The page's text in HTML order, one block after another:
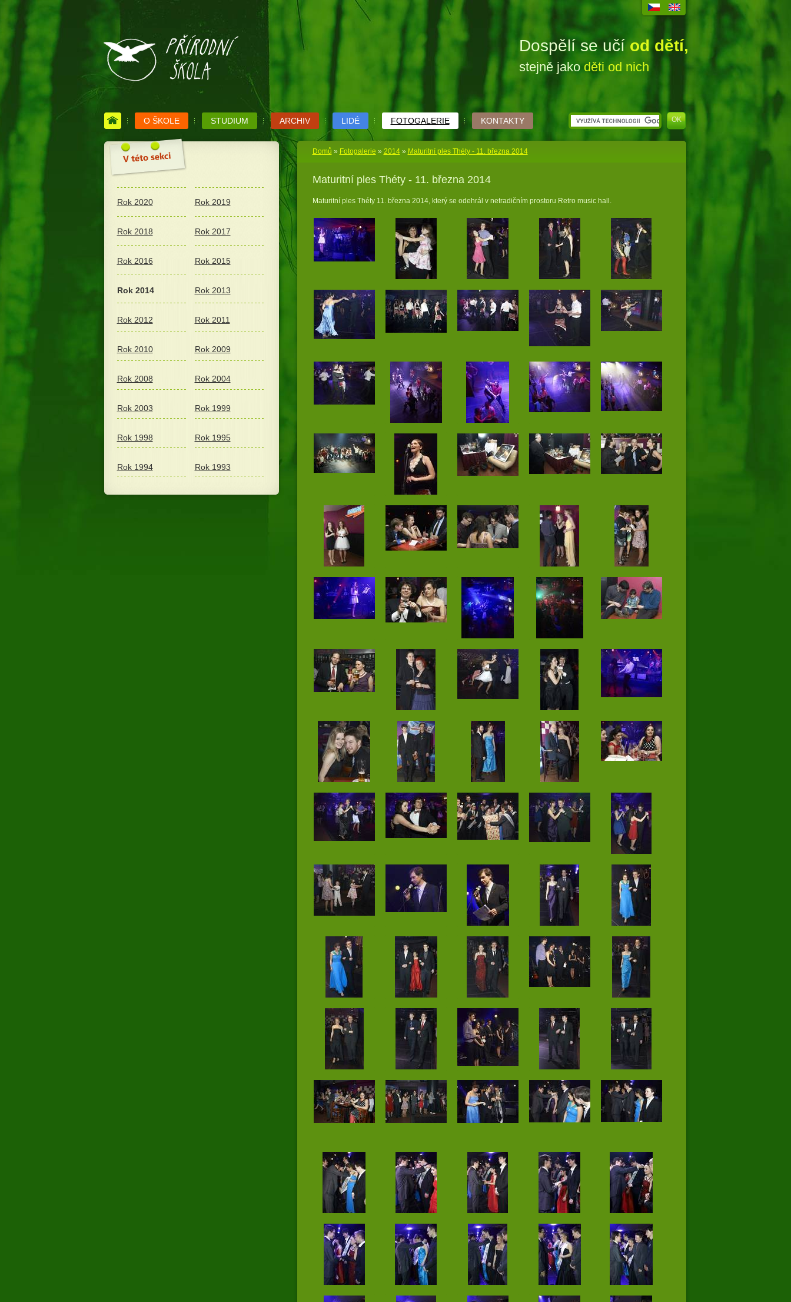
Dospělí se učíod dětí,
stejně jakoděti od nich
O ŠKOLE STUDIUM ARCHIV LIDÉ FOTOGALERIE KONTAKTY
Rok 2020 Rok 2019
Rok 2018 Rok 2017
Rok 2016 Rok 2015
Rok 2014 Rok 2013
Rok 2012 Rok 2011
Rok 2010 Rok 2009
Rok 2008 Rok 2004
Rok 2003 Rok 1999
Rok 1998 Rok 1995
Rok 1994 Rok 1993
Domů » Fotogalerie » 2014» Maturitní ples Théty - 11. března 2014
Maturitní ples Théty - 11. března 2014
Maturitní ples Théty 11. března 2014, který se odehrál v netradičním prostoru Retro music hall.